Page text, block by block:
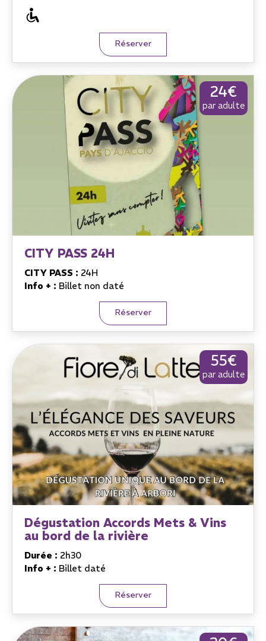
Réserver
CITY PASS 24H
24€
par adulte
CITY PASS : 24H
Info + : Billet non daté
Réserver
Dégustation Accords Mets & Vins
au bord de la rivière
55€
par adulte
Durée : 2h30
Info + : Billet daté
Réserver